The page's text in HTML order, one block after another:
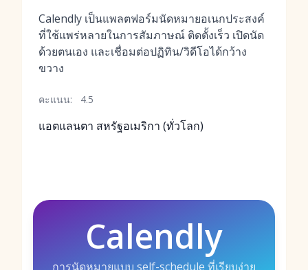
Calendly เป็นแพลตฟอร์มนัดหมายอเนกประสงค์
ที่ใช้แพร่หลายในการสัมภาษณ์ ติดตั้งเร็ว เปิดนัด
ด้วยตนเอง และเชื่อมต่อปฏิทิน/วิดีโอได้กว้าง
ขวาง
คะแนน: 4.5
แอตแลนตา สหรัฐอเมริกา (ทั่วโลก)
Calendly
การนัดหมายแบบ self-schedule ที่เรียบง่าย